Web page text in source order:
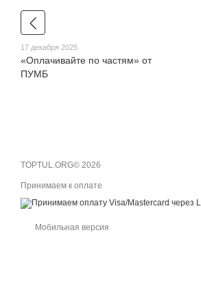
17 декабря 2025
«Оплачивайте по частям» от
ПУМБ
TOPTUL.ORG© 2026
Принимаем к оплате
Мобильная версия